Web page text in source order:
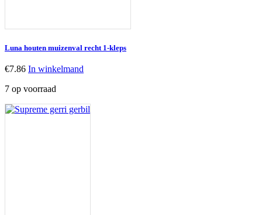
Luna houten muizenval recht 1-kleps
€7.86 In winkelmand
7 op voorraad